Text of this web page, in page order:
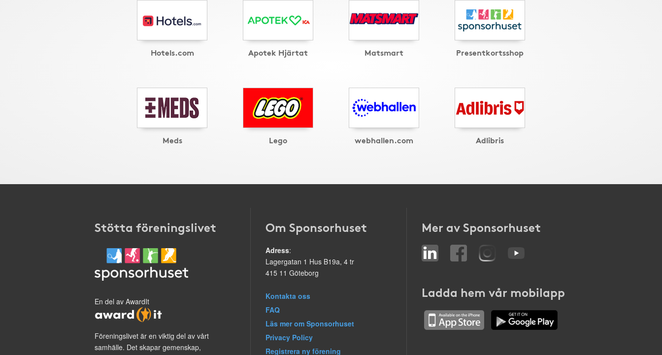
Hotels.com Apotek Hjärtat Matsmart Presentkortsshop
Meds Lego webhallen.com Adlibris
Stötta föreningslivet
En del av AwardIt
Föreningslivet är en viktig del av vårt
samhälle. Det skapar gemenskap,
Om Sponsorhuset
Adress:
Lagergatan 1 Hus B19a, 4 tr
415 11 Göteborg
Kontakta oss
FAQ
Läs mer om Sponsorhuset
Privacy Policy
Registrera ny förening
Mer av Sponsorhuset
Ladda hem vår mobilapp